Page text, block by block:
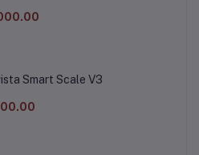
Smart Scale V3